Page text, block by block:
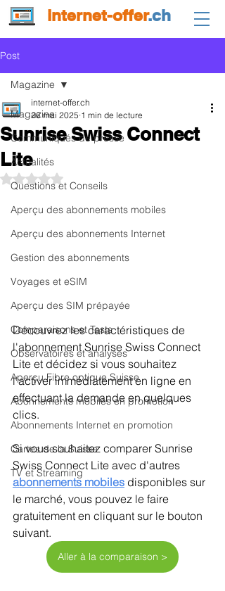
internet-offer.ch
Post
Magazine
Communiqués de presse
Actualités
Questions et Conseils
Aperçu des abonnements mobiles
Aperçu des abonnements Internet
Gestion des abonnements
Voyages et eSIM
Aperçu des SIM prépayée
Comparaisons et Tests
Observatoires et analyses
Aperçu Fibre optique Suisse
Abonnements mobiles en promotion
Abonnements Internet en promotion
Cartes de la Suisse
TV et Streaming
Magazine
Sunrise Swiss Connect
Lite
internet-offer.ch
26 mai 2025 1 min de lecture
Noté NaN étoiles sur 5.
Découvrez les caractéristiques de
l'abonnement Sunrise Swiss Connect
Lite et décidez si vous souhaitez
l'activer immédiatement en ligne en
effectuant la demande en quelques
clics.
Si vous souhaitez comparer Sunrise
Swiss Connect Lite avec d'autres
abonnements mobiles disponibles sur
le marché, vous pouvez le faire
gratuitement en cliquant sur le bouton
suivant.
Aller à la comparaison >